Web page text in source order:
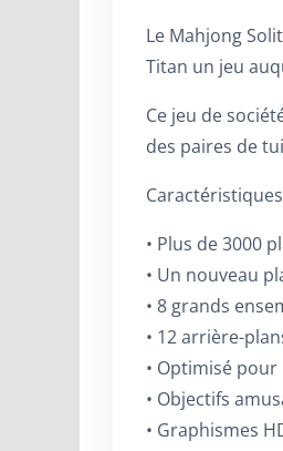
Le Mahjong
Titan un jeu
Ce jeu de
des paires de
• Plus de 3000
• Un nouveau
• 8 grands
• 12 arrière-
• Optimisé
• Objectifs
• Graphismes